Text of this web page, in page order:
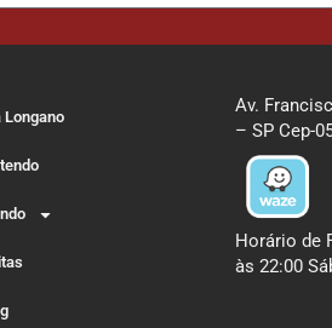
Longano
Av.
– SP Cep-
Horário de
às 22:00